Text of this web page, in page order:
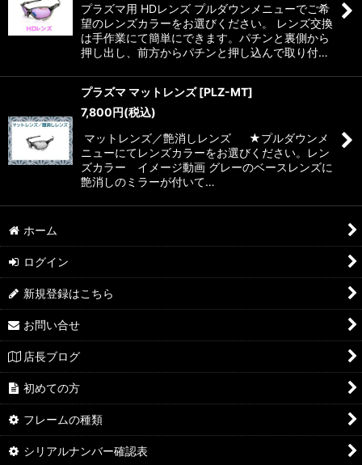
プラズマ用 HDレンズ プルダウンメニューでご希
望のレンズカラーをお選びください。 レンズ交換
は手作業にて簡単にできます。パチンと裏側から
押し出し、前方からパチンと押し込んで取り付…
プラズマ マットレンズ [PLZ-MT]
7,800円(税込)
マットレンズ／艶消しレンズ ★プルダウンメ
ニューにてレンズカラーをお選びください。レン
ズカラー イメージ動画 グレーのベースレンズに
艶消しのミラーが付いて…
ホーム
ログイン
新規登録はこちら
お問い合せ
店長ブログ
初めての方
フレームの種類
シリアルナンバー確認表